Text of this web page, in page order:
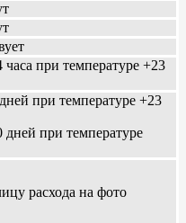
часа при температуре +23
при температуре +23
дней при температуре
расхода на фото